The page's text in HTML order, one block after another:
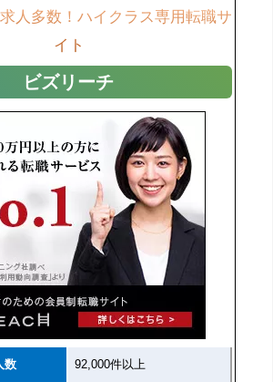
人多数！ハイクラス専用転職サ
イト
ビズリーチ
数 92,000件以上